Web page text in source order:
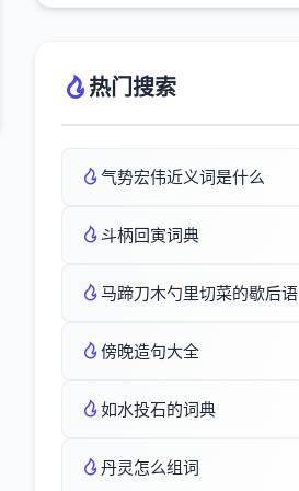
热门搜索
气势宏伟近义词是什么
斗柄回寅词典
马蹄刀木勺里切菜的歇后语
傍晚造句大全
如水投石的词典
丹灵怎么组词